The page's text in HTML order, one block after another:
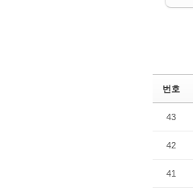
번호
43
42
41